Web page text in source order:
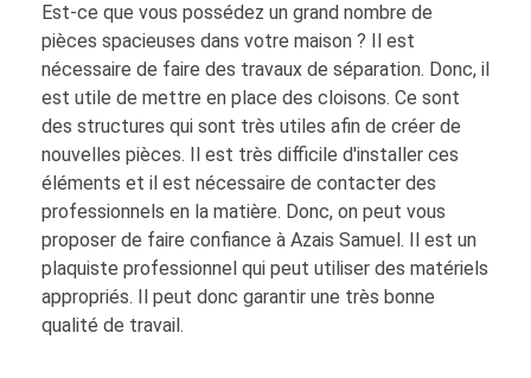
Est-ce que vous possédez un grand nombre de
pièces spacieuses dans votre maison ? Il est
nécessaire de faire des travaux de séparation. Donc, il
est utile de mettre en place des cloisons. Ce sont
des structures qui sont très utiles afin de créer de
nouvelles pièces. Il est très difficile d'installer ces
éléments et il est nécessaire de contacter des
professionnels en la matière. Donc, on peut vous
proposer de faire confiance à Azais Samuel. Il est un
plaquiste professionnel qui peut utiliser des matériels
appropriés. Il peut donc garantir une très bonne
qualité de travail.